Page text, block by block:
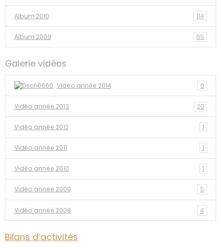
Album 2010 114
Album 2009 65
Galerie vidéos
Vidéo année 2014 0
Vidéo année 2013 20
Vidéo année 2012 1
Vidéo année 2011 1
Vidéo année 2010 1
Vidéo année 2009 5
Vidéo année 2008 4
Bilans d’activités